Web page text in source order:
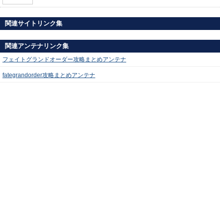
関連サイトリンク集
関連アンテナリンク集
フェイトグランドオーダー攻略まとめアンテナ
fategrandorder攻略まとめアンテナ